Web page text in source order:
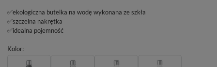
✅ekologiczna butelka na wodę wykonana ze szkła
✅szczelna nakrętka
✅idealna pojemność
Kolor